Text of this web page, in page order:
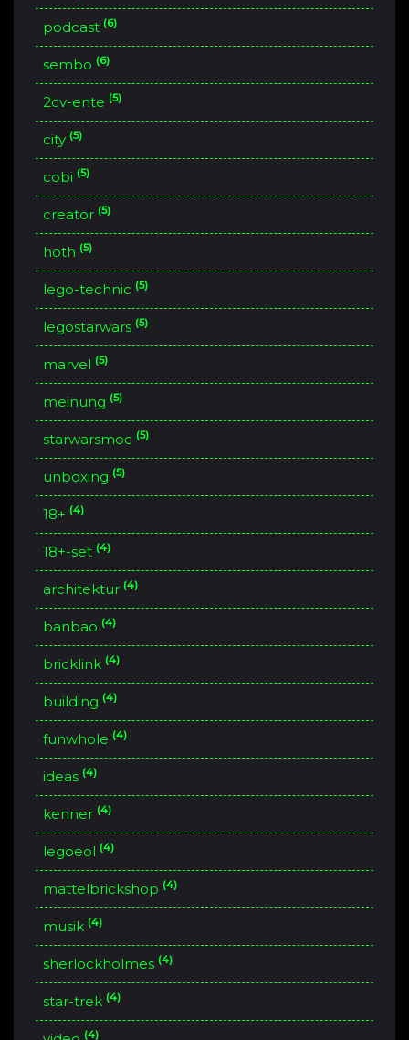
podcast (6)
sembo (6)
2cv-ente (5)
city (5)
cobi (5)
creator (5)
hoth (5)
lego-technic (5)
legostarwars (5)
marvel (5)
meinung (5)
starwarsmoc (5)
unboxing (5)
18+ (4)
18+-set (4)
architektur (4)
banbao (4)
bricklink (4)
building (4)
funwhole (4)
ideas (4)
kenner (4)
legoeol (4)
mattelbrickshop (4)
musik (4)
sherlockholmes (4)
star-trek (4)
(4)